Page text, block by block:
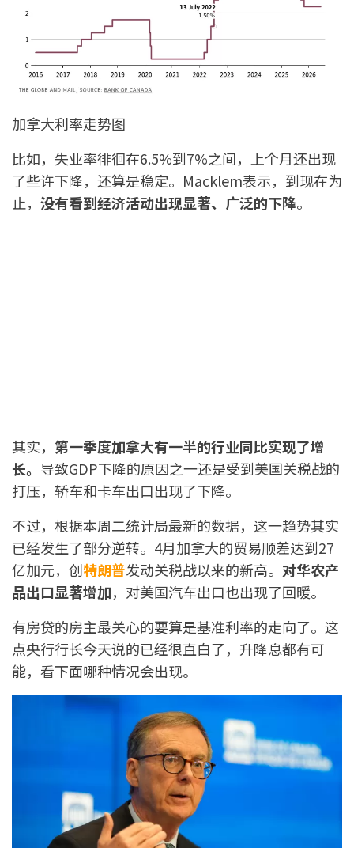
加拿大利率走势图
比如，失业率徘徊在6.5%到7%之间，上个月还出现
了些许下降，还算是稳定。Macklem表示，到现在为
止， 没有看到经济活动出现显著、广泛的下降。
其实， 第一季度加拿大有一半的行业同比实现了增
长。 导致GDP下降的原因之一还是受到美国关税战的
打压，轿车和卡车出口出现了下降。
不过，根据本周二统计局最新的数据，这一趋势其实
已经发生了部分逆转。4月加拿大的贸易顺差达到27
亿加元，创特朗普发动关税战以来的新高。 对华农产
品出口显著增加，对美国汽车出口也出现了回暖。
有房贷的房主最关心的要算是基准利率的走向了。这
点央行行长今天说的已经很直白了，升降息都有可
能，看下面哪种情况会出现。